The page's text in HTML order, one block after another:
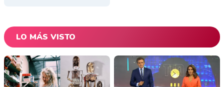
LO MÁS VISTO